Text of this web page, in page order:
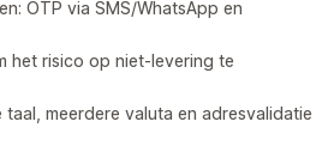
OTP via SMS/WhatsApp en
het risico op niet-levering te
taal, meerdere valuta en adresvalidatie